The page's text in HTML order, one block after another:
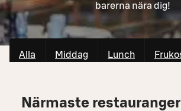
barerna nära dig!
Alla Middag Lunch
Närmaste